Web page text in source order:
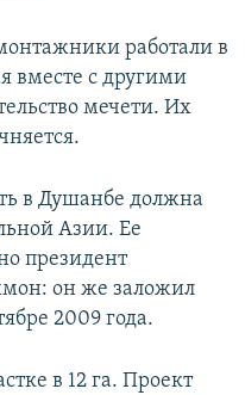
работали в
вместе с другими
мечети. Их
в Душанбе должна
Азии. Ее
президент
он же заложил
2009 года.
в 12 га. Проект